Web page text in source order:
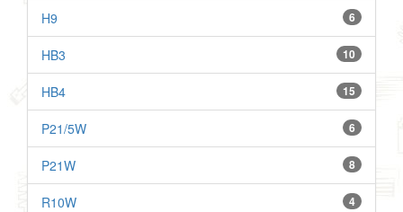
6
H9
10
HB3
15
HB4
6
P21/5W
8
P21W
4
R10W